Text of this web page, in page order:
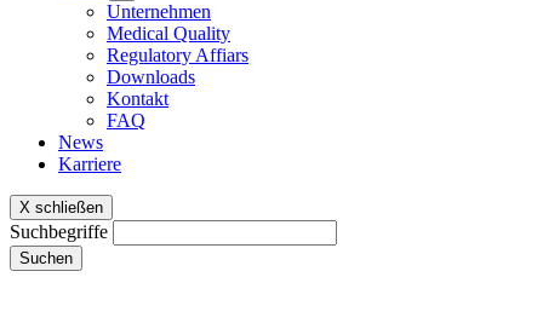
Unternehmen
Medical Quality
Regulatory Affiars
Downloads
Kontakt
FAQ
News
Karriere
X schließen
Suchbegriffe
Suchen